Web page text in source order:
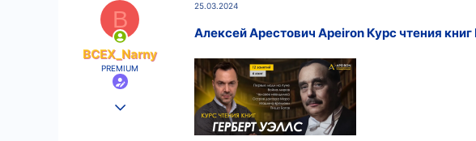
B
BCEX_Narny
PREMIUM
25.03.2024
Алексей Арестович Apeiron Курс чтения